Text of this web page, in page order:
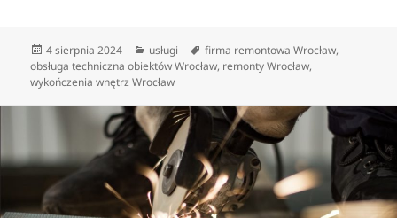
Data
publikacji
4 sierpnia 2024 Kategorie
usługi Tagi
firma remontowa Wrocław,
obsługa techniczna obiektów Wrocław, remonty Wrocław,
wykończenia wnętrz Wrocław